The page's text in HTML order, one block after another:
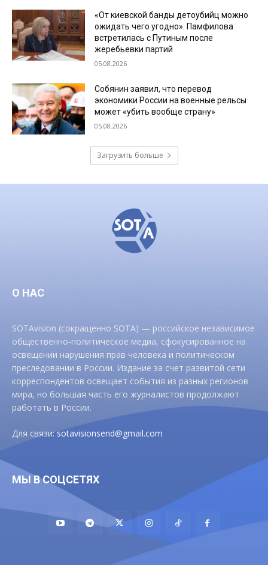
«От киевской банды детоубийц можно
ожидать чего угодно». Памфилова
встретилась с Путиным после
жеребьевки партий
05.08.2026
Собянин заявил, что перевод
экономики России на военные рельсы
может «убить вообще страну»
05.08.2026
Загрузить больше
О НАС
SOTAvision (сокращенно SOTA) — российское независимое
общественно-политическое медиа, сфокусированное на
освещении нарушения прав человека и политическом
преследовании в России. Издание за счет развитой сети
корреспондентов освещает события из разных регионов
мира, но большая часть его журналистов продолжают
работать в России.
Для связи:sotavisionsend@gmail.com
МЫ В СОЦСЕТЯХ